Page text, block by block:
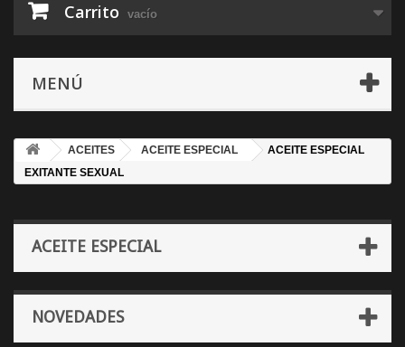
Carrito vacío
MENÚ
ACEITES ACEITE ESPECIAL
ACEITE ESPECIAL
EXITANTE SEXUAL
ACEITE ESPECIAL
NOVEDADES